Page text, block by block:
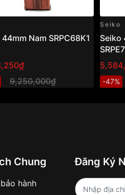
Nam SRPC68K1
9,250,000₫
Seiko
Seiko
-47%
Chung
hành
Đăng Ký